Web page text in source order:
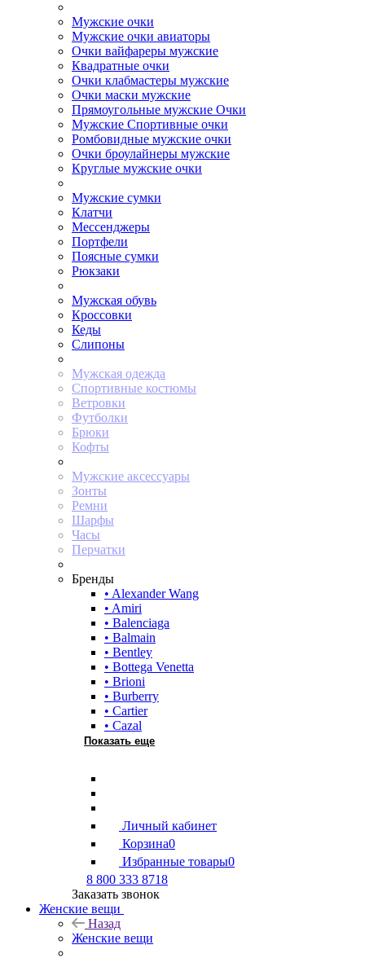
Мужские очки
Мужские очки авиаторы
Очки вайфареры мужские
Квадратные очки
Очки клабмастеры мужские
Очки маски мужские
Прямоугольные мужские Очки
Мужские Спортивные очки
Ромбовидные мужские очки
Очки броулайнеры мужские
Круглые мужские очки
Мужские сумки
Клатчи
Мессенджеры
Портфели
Поясные сумки
Рюкзаки
Мужская обувь
Кроссовки
Кеды
Слипоны
Мужская одежда
Спортивные костюмы
Ветровки
Футболки
Брюки
Кофты
Мужские аксессуары
Зонты
Ремни
Шарфы
Часы
Перчатки
Бренды
• Alexander Wang
• Amiri
• Balenciaga
• Balmain
• Bentley
• Bottega Venetta
• Brioni
• Burberry
• Cartier
• Cazal
Показать еще
Личный кабинет
Корзина0
Избранные товары0
8 800 333 8718
Заказать звонок
Женские вещи
Назад
Женские вещи